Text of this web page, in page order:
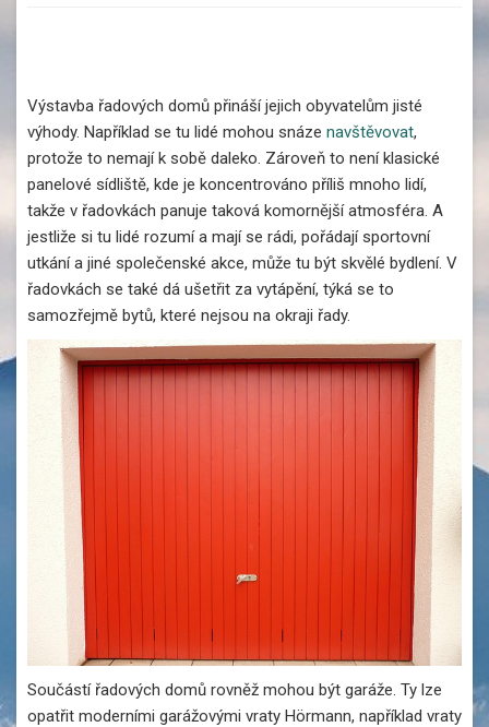
Výstavba řadových domů přináší jejich obyvatelům jisté
výhody. Například se tu lidé mohou snáze navštěvovat,
protože to nemají k sobě daleko. Zároveň to není klasické
panelové sídliště, kde je koncentrováno příliš mnoho lidí,
takže v řadovkách panuje taková komornější atmosféra. A
jestliže si tu lidé rozumí a mají se rádi, pořádají sportovní
utkání a jiné společenské akce, může tu být skvělé bydlení. V
řadovkách se také dá ušetřit za vytápění, týká se to
samozřejmě bytů, které nejsou na okraji řady.
Součástí řadových domů rovněž mohou být garáže. Ty lze
opatřit moderními garážovými vraty Hörmann, například vraty